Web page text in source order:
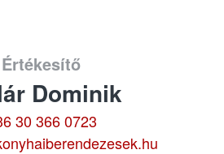
Értékesítő
Dominik
30 366 0723